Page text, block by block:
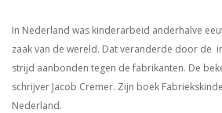
In Nederland was kinderarbeid anderhalve
zaak van de wereld. Dat veranderde door de
strijd aanbonden tegen de fabrikanten. De
schrijver Jacob Cremer. Zijn boek
Nederland.